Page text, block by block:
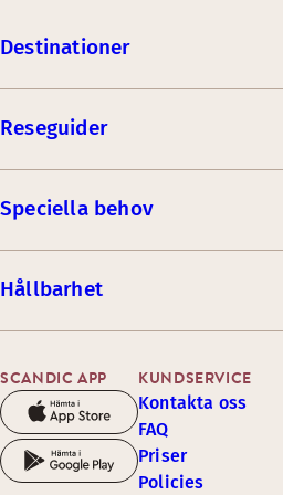
Destinationer
Reseguider
Speciella behov
Hållbarhet
SCANDIC APP KUNDSERVICE
Kontakta oss
FAQ
Priser
Policies